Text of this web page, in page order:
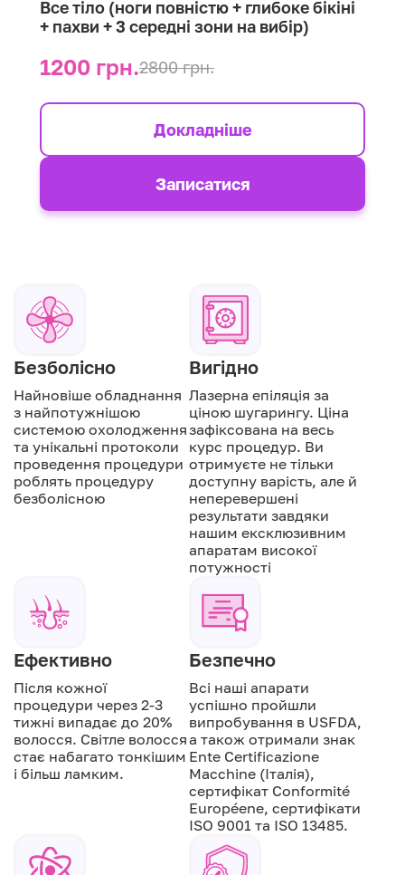
Все тіло (ноги повністю + глибоке бікіні
+ пахви + 3 середні зони на вибір)
1200 грн.2800 грн.
Докладніше
Записатися
Безболісно
Найновіше обладнання
з найпотужнішою
системою охолодження
та унікальні протоколи
проведення процедури
роблять процедуру
безболісною
Вигідно
Лазерна епіляція за
ціною шугарингу. Ціна
зафіксована на весь
курс процедур. Ви
отримуєте не тільки
доступну варість, але й
неперевершені
результати завдяки
нашим ексклюзивним
апаратам високої
потужності
Ефективно
Після кожної
процедури через 2-3
тижні випадає до 20%
волосся. Світле волосся
стає набагато тонкішим
і більш ламким.
Безпечно
Всі наші апарати
успішно пройшли
випробування в USFDA,
а також отримали знак
Ente Certificazione
Macchine (Італія),
сертифікат Conformité
Européene, сертифікати
ISO 9001 та ISO 13485.